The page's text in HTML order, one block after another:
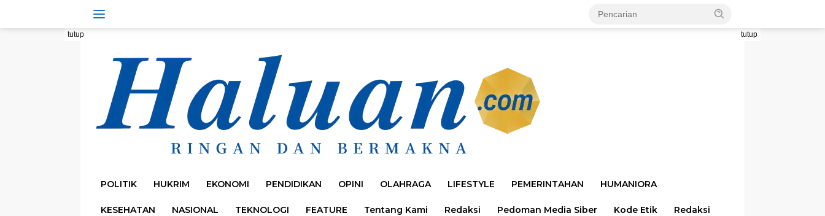
tutup tutup
POLITIK HUKRIM EKONOMI PENDIDIKAN OPINI OLAHRAGA LIFESTYLE PEMERINTAHAN HUMANIORA
KESEHATAN NASIONAL TEKNOLOGI FEATURE Tentang Kami Redaksi Pedoman Media Siber Kode Etik Redaksi